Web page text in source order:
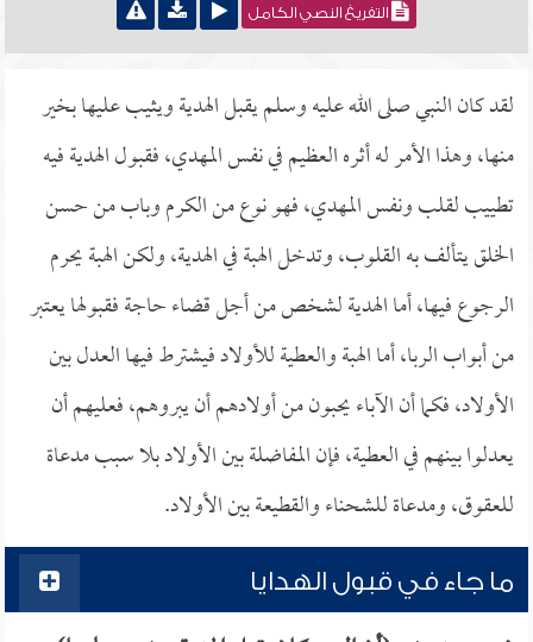
التفريغ النصي الكامل
لقد كان النبي صلى الله عليه وسلم يقبل الهدية ويثيب عليها بخير
منها، وهذا الأمر له أثره العظيم في نفس المهدي، فقبول الهدية فيه
تطييب لقلب ونفس المهدي، فهو نوع من الكرم وباب من حسن
الخلق يتألف به القلوب، وتدخل الهبة في الهدية، ولكن الهبة يحرم
الرجوع فيها، أما الهدية لشخص من أجل قضاء حاجة فقبولها يعتبر
من أبواب الربا، أما الهبة والعطية للأولاد فيشترط فيها العدل بين
الأولاد، فكما أن الآباء يحبون من أولادهم أن يبروهم، فعليهم أن
يعدلوا بينهم في العطية، فإن المفاضلة بين الأولاد بلا سبب مدعاة
للعقوق، ومدعاة للشحناء والقطيعة بين الأولاد.
ما جاء في قبول الهدايا